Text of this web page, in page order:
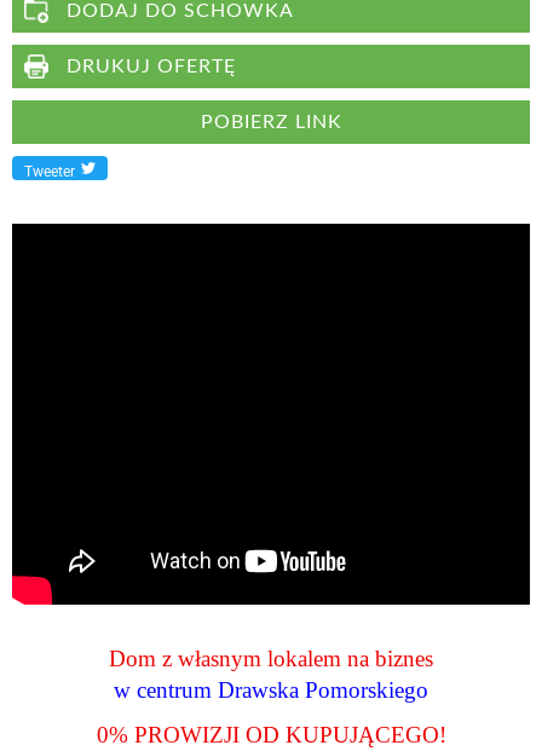
DODAJ DO SCHOWKA
DRUKUJ OFERTĘ
POBIERZ LINK
Tweeter
Dom z własnym lokalem na biznes
w centrum Drawska Pomorskiego
0% PROWIZJI OD KUPUJĄCEGO!